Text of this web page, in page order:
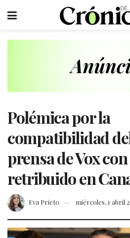
Polémica por la
compatibilidad
prensa de Vox
retribuido en
Eva Prieto miércoles, 1 abril